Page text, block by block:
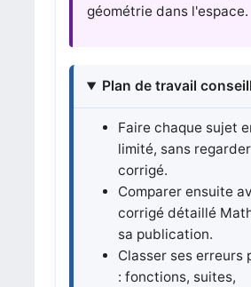
géométrie dans l'espace.
Plan de travail
Faire chaque sujet
limité, sans
corrigé.
Comparer ensuite
corrigé détaillé
sa publication.
Classer ses erreurs
: fonctions, suites,